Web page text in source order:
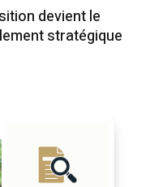
devient le
stratégique